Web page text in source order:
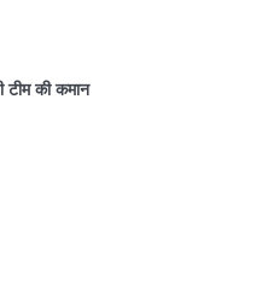
टीम की कमान